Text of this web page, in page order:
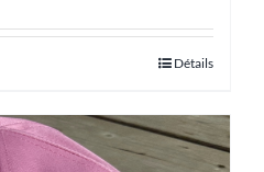
5
Détails